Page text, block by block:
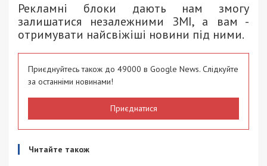
Рекламні блоки дають нам змогу
залишатися незалежними ЗМІ, а вам -
отримувати найсвіжіші новини під ними.
Приєднуйтесь також до 49000 в Google News. Слідкуйте
за останніми новинами!
Приєднатися
Читайте також